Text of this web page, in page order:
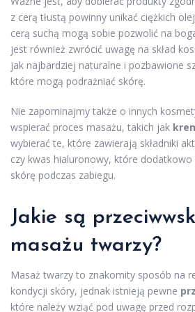
z cerą tłustą powinny unikać ciężkich
cerą suchą mogą sobie pozwolić na
jest również zwrócić uwagę na skład
jak najbardziej naturalne i pozbawione
które mogą podrażniać skórę.
Nie zapominajmy także o innych
wspierać proces masażu, takich jak
wybierać te, które zawierają składniki
czy kwas hialuronowy, które dodatkowo
skórę podczas zabiegu.
Jakie są
masażu twarzy?
Masaż twarzy to znakomity sposób na
kondycji skóry, jednak istnieją pewne
które należy wziąć pod uwagę przed